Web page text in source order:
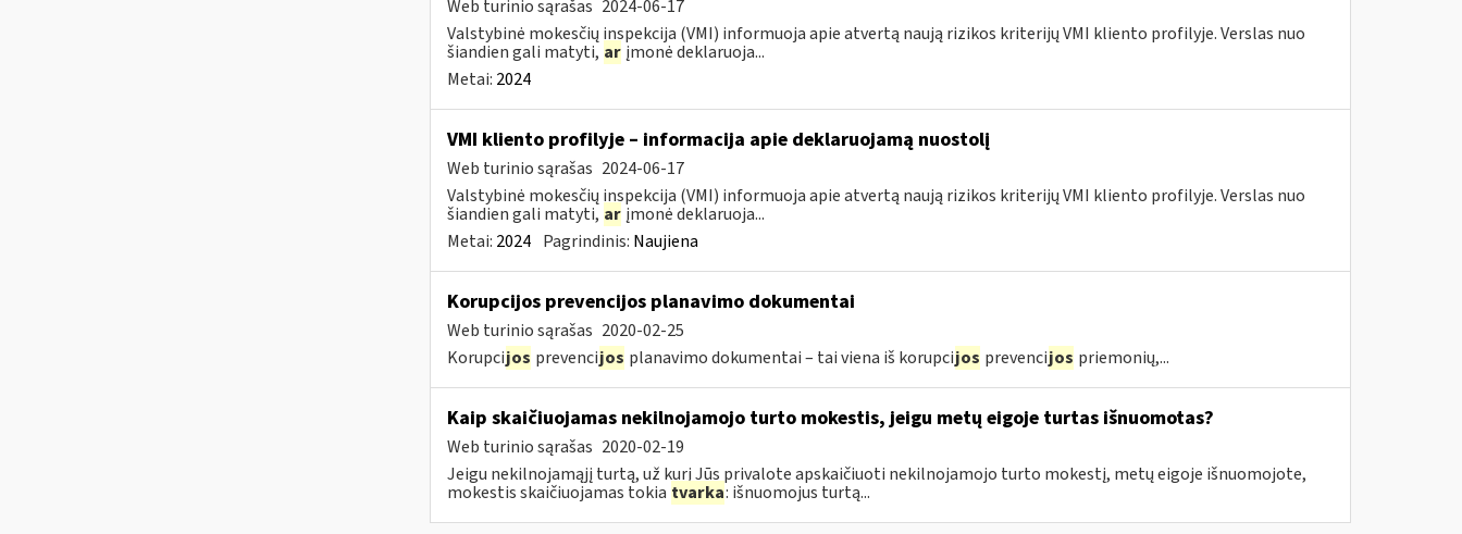
Web turinio sąrašas 2024-06-17
Valstybinė mokesčių inspekcija (VMI) informuoja apie atvertą naują rizikos kriterijų VMI kliento profilyje. Verslas nuo
šiandien gali matyti, ar įmonė deklaruoja...
Metai: 2024
VMI kliento profilyje – informacija apie deklaruojamą nuostolį
Web turinio sąrašas 2024-06-17
Valstybinė mokesčių inspekcija (VMI) informuoja apie atvertą naują rizikos kriterijų VMI kliento profilyje. Verslas nuo
šiandien gali matyti, ar įmonė deklaruoja...
Metai: 2024 Pagrindinis: Naujiena
Korupcijos prevencijos planavimo dokumentai
Web turinio sąrašas 2020-02-25
Korupcijos prevencijos planavimo dokumentai – tai viena iš korupcijos prevencijos priemonių,...
Kaip skaičiuojamas nekilnojamojo turto mokestis, jeigu metų eigoje turtas išnuomotas?
Web turinio sąrašas 2020-02-19
Jeigu nekilnojamąjį turtą, už kurį Jūs privalote apskaičiuoti nekilnojamojo turto mokestį, metų eigoje išnuomojote,
mokestis skaičiuojamas tokia tvarka: išnuomojus turtą...